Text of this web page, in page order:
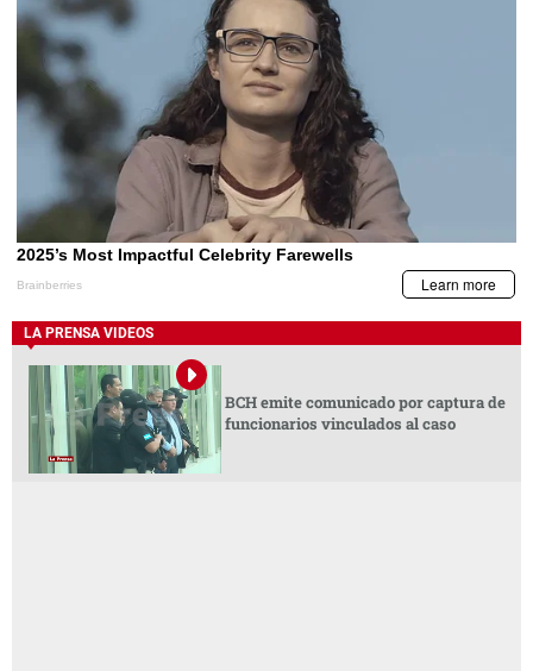
LA PRENSA VIDEOS
BCH emite comunicado por captura de
funcionarios vinculados al caso